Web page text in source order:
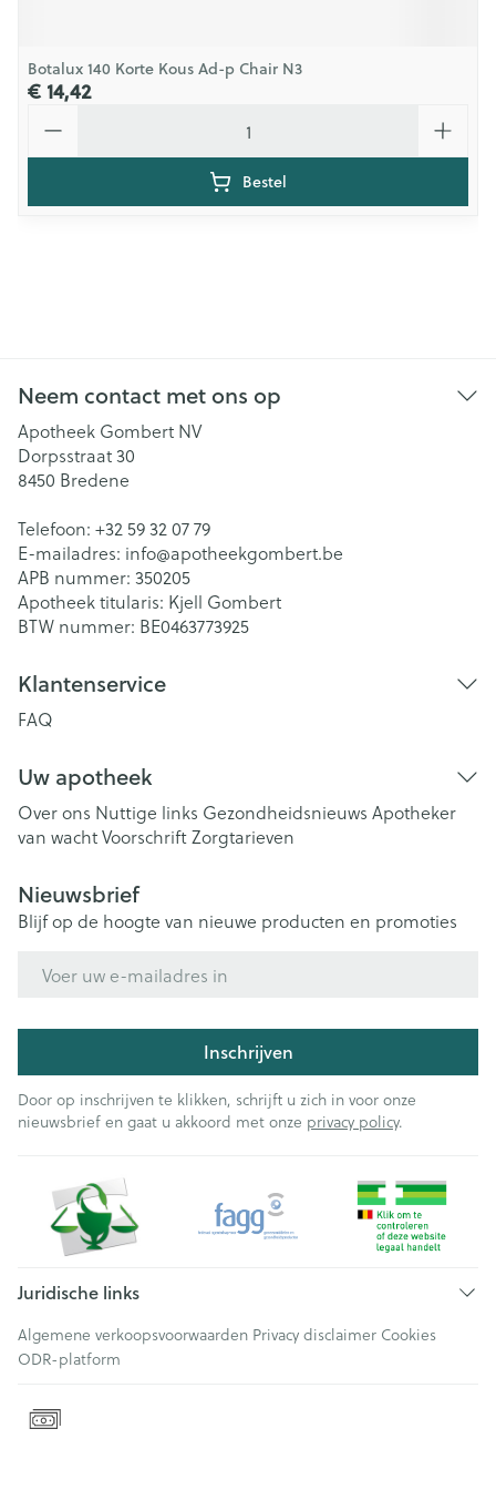
Botalux 140 Korte Kous Ad-p Chair N3
€ 14,42
Bestel
Neem contact met ons op
Apotheek Gombert NV
Dorpsstraat 30
8450 Bredene
Telefoon: +32 59 32 07 79
E-mailadres: info@apotheekgombert.be
APB nummer: 350205
Apotheek titularis: Kjell Gombert
BTW nummer: BE0463773925
Klantenservice
FAQ
Uw apotheek
Over ons Nuttige links Gezondheidsnieuws Apotheker
van wachtVoorschriftZorgtarieven
Nieuwsbrief
Blijf op de hoogte van nieuwe producten en promoties
Inschrijven
Door op inschrijven te klikken, schrijft u zich in voor onze
nieuwsbrief en gaat u akkoord met onze privacy policy.
Juridische links
Algemene verkoopsvoorwaarden Privacy disclaimer Cookies
ODR-platform